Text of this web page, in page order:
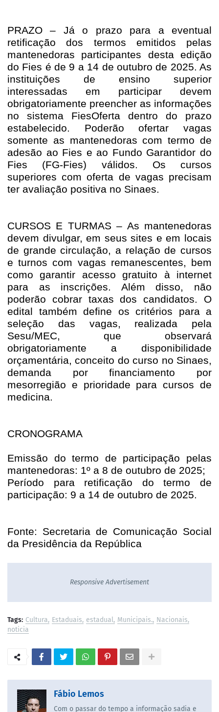
PRAZO – Já o prazo para a eventual
retificação dos termos emitidos pelas
mantenedoras participantes desta edição
do Fies é de 9 a 14 de outubro de 2025. As
instituições de ensino superior
interessadas em participar devem
obrigatoriamente preencher as informações
no sistema FiesOferta dentro do prazo
estabelecido. Poderão ofertar vagas
somente as mantenedoras com termo de
adesão ao Fies e ao Fundo Garantidor do
Fies (FG-Fies) válidos. Os cursos
superiores com oferta de vagas precisam
ter avaliação positiva no Sinaes.
CURSOS E TURMAS – As mantenedoras
devem divulgar, em seus sites e em locais
de grande circulação, a relação de cursos
e turnos com vagas remanescentes, bem
como garantir acesso gratuito à internet
para as inscrições. Além disso, não
poderão cobrar taxas dos candidatos. O
edital também define os critérios para a
seleção das vagas, realizada pela
Sesu/MEC, que observará
obrigatoriamente a disponibilidade
orçamentária, conceito do curso no Sinaes,
demanda por financiamento por
mesorregião e prioridade para cursos de
medicina.
CRONOGRAMA
Emissão do termo de participação pelas
mantenedoras: 1º a 8 de outubro de 2025;
Período para retificação do termo de
participação: 9 a 14 de outubro de 2025.
Fonte: Secretaria de Comunicação Social
da Presidência da República
Responsive Advertisement
Tags: Cultura Estaduais estadual Municipais. Nacionais
noticia
Fábio Lemos
Com o passar do tempo a informação sadia e